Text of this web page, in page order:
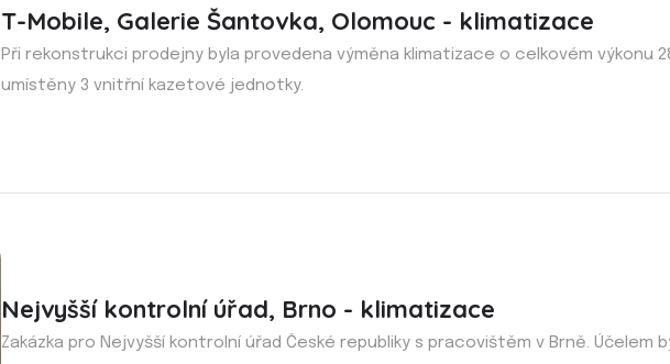
T-Mobile, Galerie Šantovka, Olomouc - klimatizace
Při rekonstrukci prodejny byla provedena výměna klimatizace o celkovém výkonu
umístěny 3 vnitřní kazetové jednotky.
Nejvyšší kontrolní úřad, Brno - klimatizace
Zakázka pro Nejvyšší kontrolní úřad České republiky s pracovištěm v Brně. Účelem